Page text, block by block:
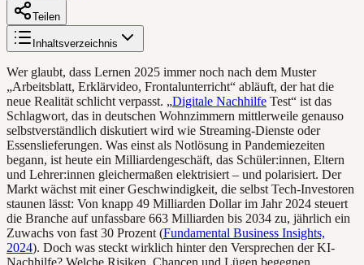
Teilen
Inhaltsverzeichnis
Wer glaubt, dass Lernen 2025 immer noch nach dem Muster
„Arbeitsblatt, Erklärvideo, Frontalunterricht“ abläuft, der hat die
neue Realität schlicht verpasst. „Digitale Nachhilfe Test“ ist das
Schlagwort, das in deutschen Wohnzimmern mittlerweile genauso
selbstverständlich diskutiert wird wie Streaming-Dienste oder
Essenslieferungen. Was einst als Notlösung in Pandemiezeiten
begann, ist heute ein Milliardengeschäft, das Schüler:innen, Eltern
und Lehrer:innen gleichermaßen elektrisiert – und polarisiert. Der
Markt wächst mit einer Geschwindigkeit, die selbst Tech-Investoren
staunen lässt: Von knapp 49 Milliarden Dollar im Jahr 2024 steuert
die Branche auf unfassbare 663 Milliarden bis 2034 zu, jährlich ein
Zuwachs von fast 30 Prozent (Fundamental Business Insights,
2024). Doch was steckt wirklich hinter den Versprechen der KI-
Nachhilfe? Welche Risiken, Chancen und Lügen begegnen